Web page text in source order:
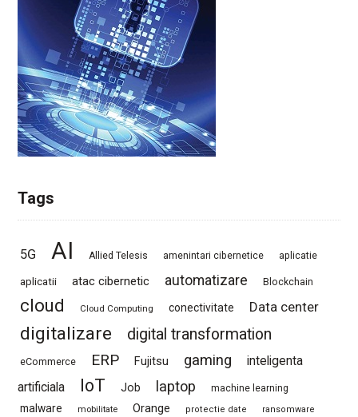
Tags
5G AI Allied Telesis amenintari cibernetice aplicatie
aplicatii atac cibernetic automatizare Blockchain
cloud Cloud Computing conectivitate Data center
digitalizare digital transformation
eCommerce ERP Fujitsu gaming
inteligenta
artificiala
IoT Job laptop machine learning
malware mobilitate Orange protectie date ransomware